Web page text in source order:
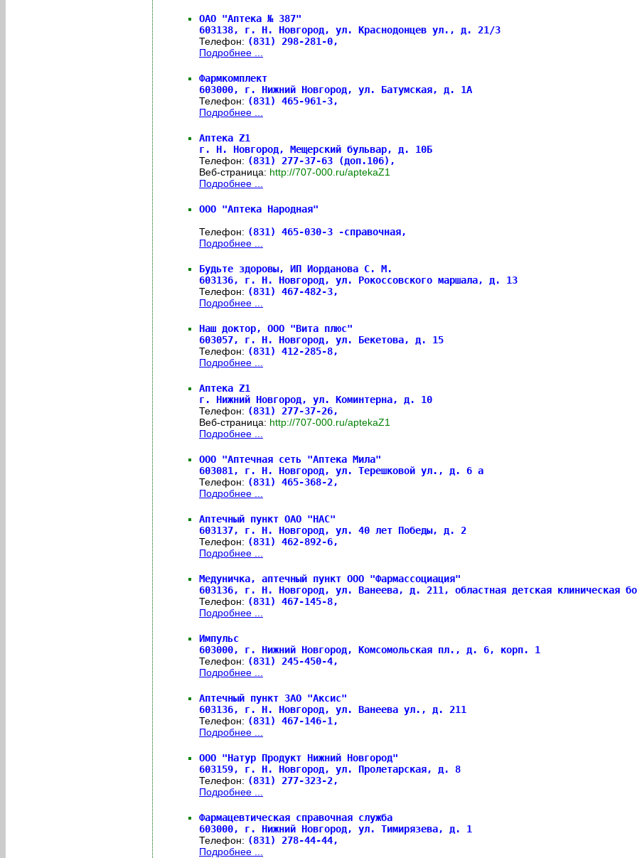
ОАО "Аптека № 387"
603138, г. Н. Новгород, ул. Краснодонцев ул., д. 21/3
Телефон: (831) 298-281-0,
Подробнее ...
Фармкомплект
603000, г. Нижний Новгород, ул. Батумская, д. 1А
Телефон: (831) 465-961-3,
Подробнее ...
Аптека Z1
г. Н. Новгород, Мещерский бульвар, д. 10Б
Телефон: (831) 277-37-63 (доп.106),
Веб-страница: http://707-000.ru/aptekaZ1
Подробнее ...
ООО "Аптека Народная"
Телефон: (831) 465-030-3 -справочная,
Подробнее ...
Будьте здоровы, ИП Иорданова С. М.
603136, г. Н. Новгород, ул. Рокоссовского маршала, д. 13
Телефон: (831) 467-482-3,
Подробнее ...
Наш доктор, ООО "Вита плюс"
603057, г. Н. Новгород, ул. Бекетова, д. 15
Телефон: (831) 412-285-8,
Подробнее ...
Аптека Z1
г. Нижний Новгород, ул. Коминтерна, д. 10
Телефон: (831) 277-37-26,
Веб-страница: http://707-000.ru/aptekaZ1
Подробнее ...
ООО "Аптечная сеть "Аптека Мила"
603081, г. Н. Новгород, ул. Терешковой ул., д. 6 а
Телефон: (831) 465-368-2,
Подробнее ...
Аптечный пункт ОАО "НАС"
603137, г. Н. Новгород, ул. 40 лет Победы, д. 2
Телефон: (831) 462-892-6,
Подробнее ...
Медуничка, аптечный пункт ООО "Фармассоциация"
603136, г. Н. Новгород, ул. Ванеева, д. 211, областная детская клиническая
Телефон: (831) 467-145-8,
Подробнее ...
Импульс
603000, г. Нижний Новгород, Комсомольская пл., д. 6, корп. 1
Телефон: (831) 245-450-4,
Подробнее ...
Аптечный пункт ЗАО "Аксис"
603136, г. Н. Новгород, ул. Ванеева ул., д. 211
Телефон: (831) 467-146-1,
Подробнее ...
ООО "Натур Продукт Нижний Новгород"
603159, г. Н. Новгород, ул. Пролетарская, д. 8
Телефон: (831) 277-323-2,
Подробнее ...
Фармацевтическая справочная служба
603000, г. Нижний Новгород, ул. Тимирязева, д. 1
Телефон: (831) 278-44-44,
Подробнее ...